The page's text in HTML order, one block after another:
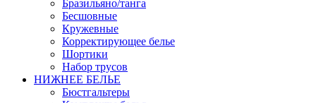
Бразильяно/танга
Бесшовные
Кружевные
Корректирующее белье
Шортики
Набор трусов
НИЖНЕЕ БЕЛЬЕ
Бюстгальтеры